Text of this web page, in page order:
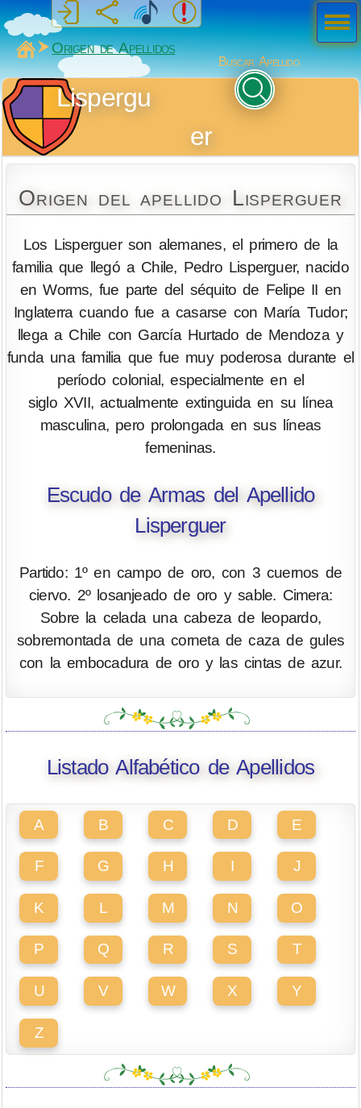
MiSabueso
Origen de Apellidos
Buscar Apellido
Lispergu
er
Origen del apellido Lisperguer
Los Lisperguer son alemanes, el primero de la
familia que llegó a Chile, Pedro Lisperguer, nacido
en Worms, fue parte del séquito de Felipe II en
Inglaterra cuando fue a casarse con María Tudor;
llega a Chile con García Hurtado de Mendoza y
funda una familia que fue muy poderosa durante el
período colonial, especialmente en el
siglo XVII, actualmente extinguida en su línea
masculina, pero prolongada en sus líneas
femeninas.
Escudo de Armas del Apellido
Lisperguer
Partido: 1º en campo de oro, con 3 cuernos de
ciervo. 2º losanjeado de oro y sable. Cimera:
Sobre la celada una cabeza de leopardo,
sobremontada de una corneta de caza de gules
con la embocadura de oro y las cintas de azur.
Listado Alfabético de Apellidos
A B C D E
F G H I J
K L M N O
P Q R S T
U V W X Y
Z
Men
ú